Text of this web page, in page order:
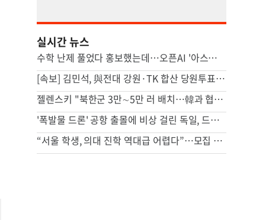
실시간 뉴스
수학 난제 풀었다 홍보했는데…오픈AI '아스트라' 개발 보류 발표, 왜[팩플]
[속보] 김민석, 與전대 강원·TK 합산 당원투표서 승리
젤렌스키 "북한군 3만∼5만 러 배치…韓과 협력 위해 접촉 중"
'폭발물 드론' 공항 출몰에 비상 걸린 독일, 드론 연구 확대
“서울 학생, 의대 진학 역대급 어렵다”…모집 인원 첫 50% 미만